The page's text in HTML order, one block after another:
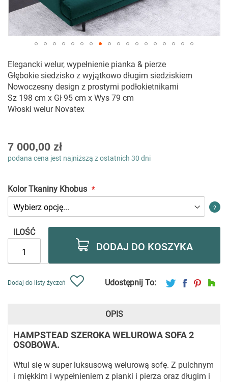
na
początek
galerii
Elegancki welur, wypełnienie pianka & pierze
Głębokie siedzisko z wyjątkowo długim siedziskiem
Nowoczesny design z prostymi podłokietnikami
Sz 198 cm x Gł 95 cm x Wys 79 cm
Włoski welur Novatex
As
low
7 000,00 zł
podana cena jest najniższą z ostatnich 30 dni
Kolor Tkaniny Khobus
?
ILOŚĆ
DODAJ DO KOSZYKA
Dodaj do listy życzeń Udostępnij To:
OPIS
HAMPSTEAD SZEROKA WELUROWA SOFA 2
OSOBOWA.
Wtul się w super luksusową welurową sofę. Z pulchnym
i miękkim i wypełnieniem z pianki i pierza oraz długim i